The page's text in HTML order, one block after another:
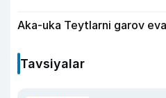
Aka-uka Teytlarni garov
Tavsiyalar